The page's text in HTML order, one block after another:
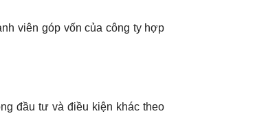
viên góp vốn của công ty hợp
đầu tư và điều kiện khác theo